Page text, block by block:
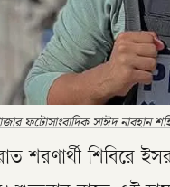
ফটোসাংবাদিক সাঈদ নাবহান
শরণার্থী শিবিরে